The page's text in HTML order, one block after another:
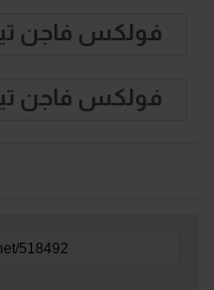
فولكس فاجن
فولكس فاجن